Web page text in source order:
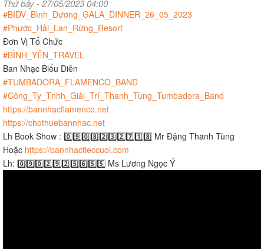
Thứ bảy - 27/05/2023 04:00
#BIDV_Bình_Dương_GALA_DINNER_26_05_2023
#Phước_Hải_Lan_Rừng_Resort
Đơn Vị Tổ Chức
#BÌNH_YÊN_TRAVEL
Ban Nhạc Biểu Diễn
#TUMBADORA_FLAMENCO_BAND
#Công_Ty_Tnhh_Giải_Trí_Thanh_Tùng_Tumbadora_Band
https://bannhacflamenco.net
https://chothuebannhac.net
Lh Book Show : 0️⃣9️⃣0️⃣8️⃣2️⃣3️⃣2️⃣7️⃣1️⃣8️⃣ Mr Đặng Thanh Tùng
Hoặc https://bannhactieccuoi.com​​​
Lh: 0️⃣9️⃣0️⃣2️⃣9️⃣2️⃣5️⃣6️⃣5️⃣5️⃣ Ms Lương Ngọc Ý